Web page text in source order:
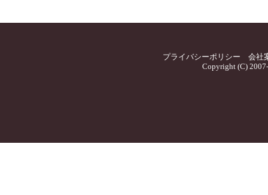
プライバシーポリシー
会社
Copyright (C)